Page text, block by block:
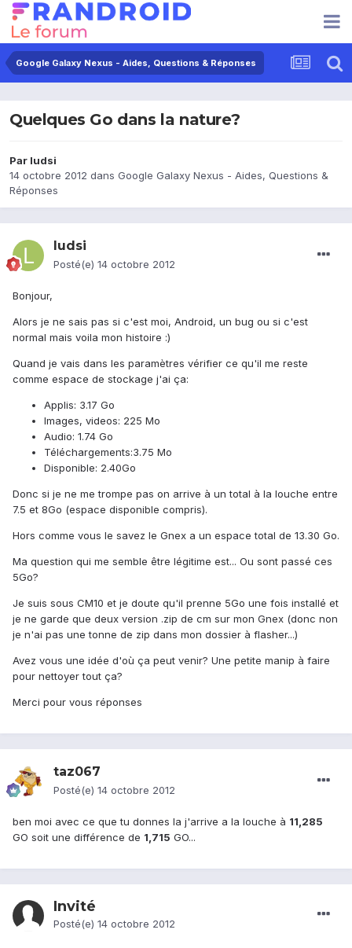
Google Galaxy Nexus - Aides, Questions & Réponses
Quelques Go dans la nature?
Par ludsi
14 octobre 2012 dans Google Galaxy Nexus - Aides, Questions &
Réponses
ludsi
Posté(e) 14 octobre 2012
Bonjour,
Alors je ne sais pas si c'est moi, Android, un bug ou si c'est
normal mais voila mon histoire :)
Quand je vais dans les paramètres vérifier ce qu'il me reste
comme espace de stockage j'ai ça:
Applis: 3.17 Go
Images, videos: 225 Mo
Audio: 1.74 Go
Téléchargements:3.75 Mo
Disponible: 2.40Go
Donc si je ne me trompe pas on arrive à un total à la louche entre
7.5 et 8Go (espace disponible compris).
Hors comme vous le savez le Gnex a un espace total de 13.30 Go.
Ma question qui me semble être légitime est... Ou sont passé ces
5Go?
Je suis sous CM10 et je doute qu'il prenne 5Go une fois installé et
je ne garde que deux version .zip de cm sur mon Gnex (donc non
je n'ai pas une tonne de zip dans mon dossier à flasher...)
Avez vous une idée d'où ça peut venir? Une petite manip à faire
pour nettoyer tout ça?
Merci pour vous réponses
taz067
Posté(e) 14 octobre 2012
ben moi avec ce que tu donnes la j'arrive a la louche à 11,285
GO soit une différence de 1,715 GO...
Invité
Posté(e) 14 octobre 2012